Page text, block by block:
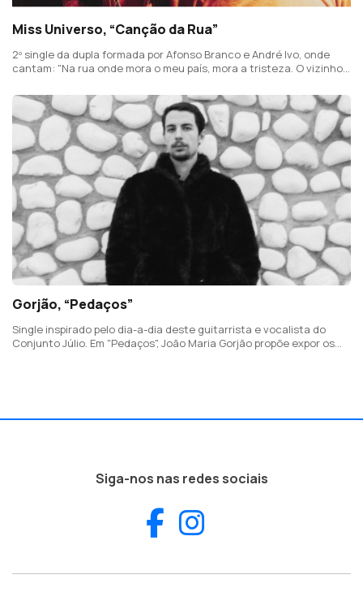
Miss Universo, “Canção da Rua”
2º single da dupla formada por Afonso Branco e André Ivo, onde
cantam: "Na rua onde mora o meu país, mora a tristeza. O vizinho
podia ser aquilo que quis".
Gorjão, “Pedaços”
Single inspirado pelo dia-a-dia deste guitarrista e vocalista do
Conjunto Júlio. Em "Pedaços", João Maria Gorjão propõe expor os
Siga-nos nas redes sociais
Facebook